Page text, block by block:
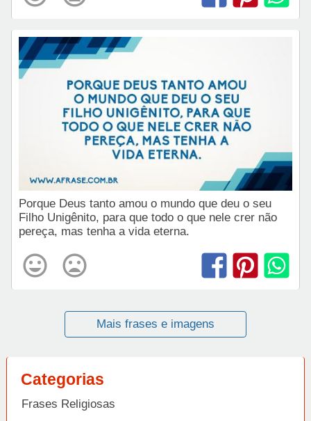
Porque Deus tanto amou o mundo que deu o seu
Filho Unigênito, para que todo o que nele crer não
pereça, mas tenha a vida eterna.
Mais frases e imagens
Categorias
Frases Religiosas